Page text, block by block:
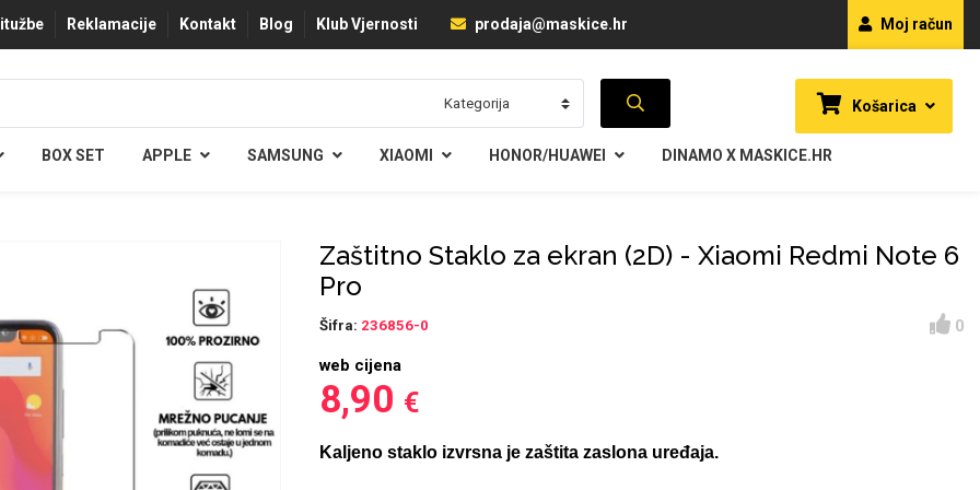
Reklamacije Kontakt Blog Klub Vjernosti prodaja@maskice.hr Moj račun
Košarica
BOX SET APPLE SAMSUNG XIAOMI HONOR/HUAWEI DINAMO X MASKICE.HR
Zaštitno Staklo za ekran (2D) - Xiaomi Redmi Note 6
Pro
Šifra: 236856-0
0
web cijena
8,90 €
Kaljeno staklo izvrsna je zaštita zaslona uređaja.